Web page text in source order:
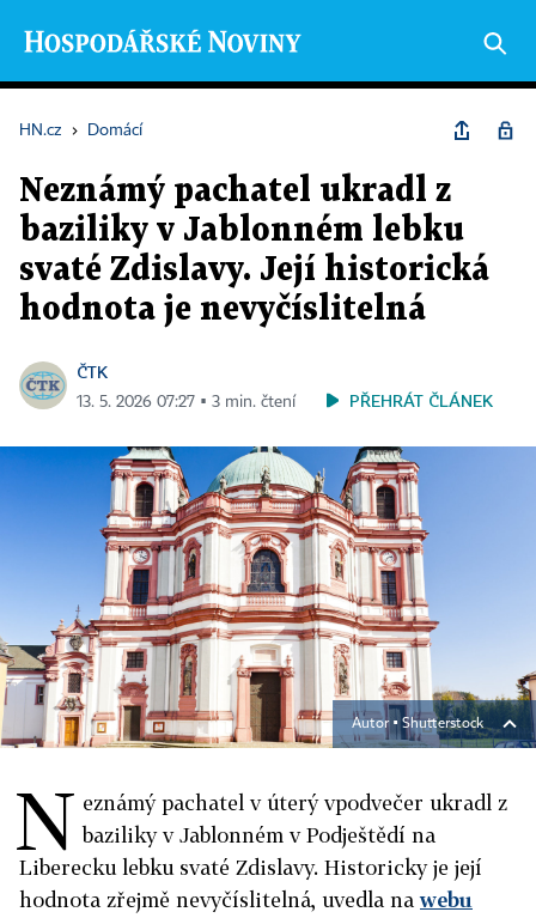
HN.cz › Domácí
Neznámý pachatel ukradl z
baziliky v Jablonném lebku
svaté Zdislavy. Její historická
hodnota je nevyčíslitelná
ČTK
13. 5. 2026 07:27 ▪ 3 min. čtení PŘEHRÁT ČLÁNEK
Autor ▪ Shutterstock
N eznámý pachatel v úterý vpodvečer ukradl z
baziliky v Jablonném v Podještědí na
Liberecku lebku svaté Zdislavy. Historicky je její
hodnota zřejmě nevyčíslitelná, uvedla nawebu